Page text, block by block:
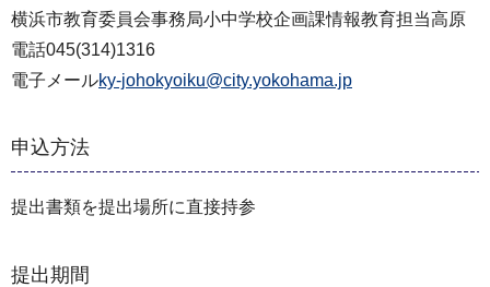
横浜市教育委員会事務局小中学校企画課情報教育担当高原
電話045(314)1316
電子メールky-johokyoiku@city.yokohama.jp
申込方法
提出書類を提出場所に直接持参
提出期間